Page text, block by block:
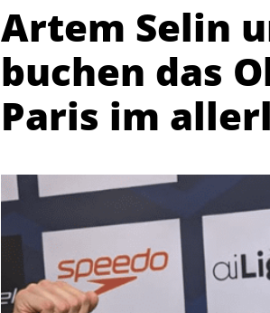
Artem Selin
buchen das
Paris im